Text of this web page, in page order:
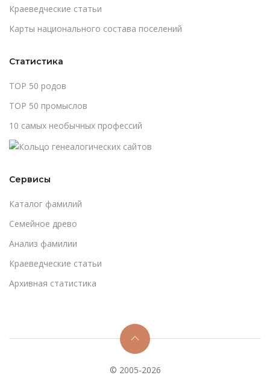
Краеведческие статьи
Карты национального состава поселений
Статистика
TOP 50 родов
TOP 50 промыслов
10 самых необычных профессий
Сервисы
Каталог фамилий
Cемейное древо
Анализ фамилии
Краеведческие статьи
Архивная статистика
© 2005-2026